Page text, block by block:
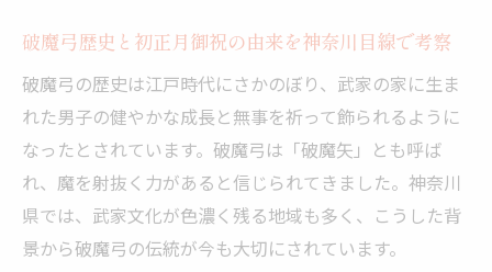
破魔弓歴史と初正月御祝の由来を神奈川目線で考察
破魔弓の歴史は江戸時代にさかのぼり、武家の家に生ま
れた男子の健やかな成長と無事を祈って飾られるように
なったとされています。破魔弓は「破魔矢」とも呼ば
れ、魔を射抜く力があると信じられてきました。神奈川
県では、武家文化が色濃く残る地域も多く、こうした背
景から破魔弓の伝統が今も大切にされています。